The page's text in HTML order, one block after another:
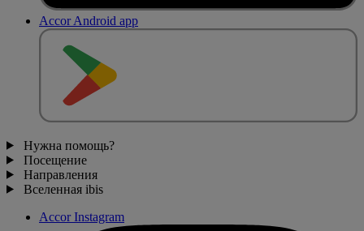
Accor Android app
Нужна помощь?
Посещение
Направления
Вселенная ibis
Accor Instagram